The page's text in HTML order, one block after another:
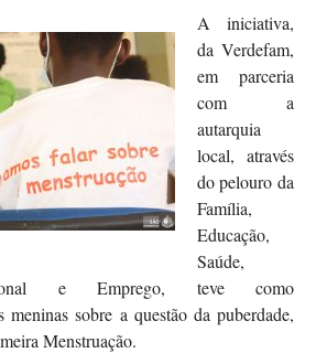
A iniciativa,
da Verdefam,
em parceria
com a
autarquia
local, através
do pelouro da
Família,
Educação,
Saúde,
e Emprego, teve como
meninas sobre a questão da puberdade,
Menstruação.